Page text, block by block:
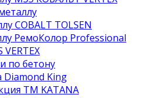
COBALT TOLSEN
РемоКолор Professional
VERTEX
по бетону
Diamond King
ТМ KATANA